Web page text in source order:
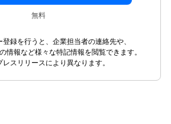
無料
登録を行うと、企業担当者の連絡先や、
情報など様々な特記情報を閲覧できます。
スリリースにより異なります。